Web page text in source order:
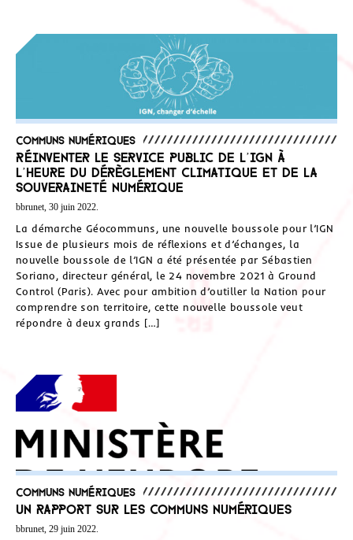
Communs numériques
Réinventer le service public de l’IGN à
l’heure du dérèglement climatique et de la
souveraineté numérique
bbrunet, 30 juin 2022.
La démarche Géocommuns, une nouvelle boussole pour l’IGN
Issue de plusieurs mois de réflexions et d’échanges, la
nouvelle boussole de l’IGN a été présentée par Sébastien
Soriano, directeur général, le 24 novembre 2021 à Ground
Control (Paris). Avec pour ambition d’outiller la Nation pour
comprendre son territoire, cette nouvelle boussole veut
répondre à deux grands […]
Communs numériques
Un rapport sur les communs numériques
bbrunet, 29 juin 2022.